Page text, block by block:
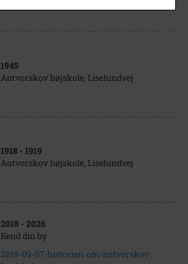
1945
Antvorskov højskole, Liselundvej
1918 - 1919
Antvorskov højskole, Liselundvej
2018 - 2026
Kend din by
2019-09-07-historien-om-antvorskov-